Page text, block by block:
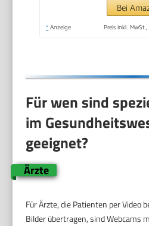
Bei
* Anzeige Preis inkl.
Für wen sind
im
geeignet?
Ärzte
Für Ärzte, die Patienten per Video
Bilder übertragen, sind Webcams